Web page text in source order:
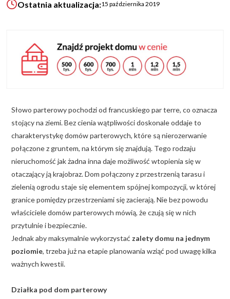
Ogrody
KALKULATOR BUDOWY
BLOG
O NAS
KONAKT
ZAPISZ SIĘ
Ostatnia aktualizacja:15 października 2019
Słowo parterowy pochodzi od francuskiego par terre, co oznacza
stojący na ziemi. Bez cienia wątpliwości doskonale oddaje to
charakterystykę domów parterowych, które są nierozerwanie
połączone z gruntem, na którym się znajdują. Tego rodzaju
nieruchomość jak żadna inna daje możliwość wtopienia się w
otaczający ją krajobraz. Dom połączony z przestrzenią tarasu i
zielenią ogrodu staje się elementem spójnej kompozycji, w której
granice pomiędzy przestrzeniami się zacierają. Nie bez powodu
właściciele domów parterowych mówią, że czują się w nich
przytulnie i bezpiecznie.
Jednak aby maksymalnie wykorzystać zalety domu na jednym
poziomie, trzeba już na etapie planowania wziąć pod uwagę kilka
ważnych kwestii.
Działka pod dom parterowy